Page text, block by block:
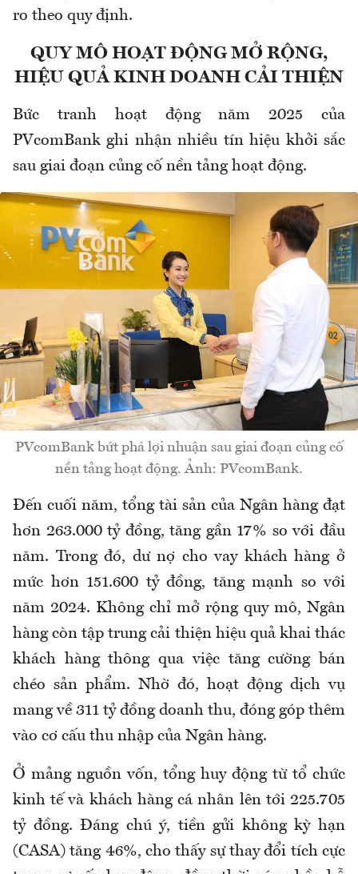
ro theo quy định.
QUY MÔ HOẠT ĐỘNG MỞ RỘNG,
HIỆU QUẢ KINH DOANH CẢI THIỆN
Bức tranh hoạt động năm 2025 của
PVcomBank ghi nhận nhiều tín hiệu khởi sắc
sau giai đoạn củng cố nền tảng hoạt động.
PVcomBank bứt phá lợi nhuận sau giai đoạn củng cố
nền tảng hoạt động. Ảnh: PVcomBank.
Đến cuối năm, tổng tài sản của Ngân hàng đạt
hơn 263.000 tỷ đồng, tăng gần 17% so với đầu
năm. Trong đó, dư nợ cho vay khách hàng ở
mức hơn 151.600 tỷ đồng, tăng mạnh so với
năm 2024. Không chỉ mở rộng quy mô, Ngân
hàng còn tập trung cải thiện hiệu quả khai thác
khách hàng thông qua việc tăng cường bán
chéo sản phẩm. Nhờ đó, hoạt động dịch vụ
mang về 311 tỷ đồng doanh thu, đóng góp thêm
vào cơ cấu thu nhập của Ngân hàng.
Ở mảng nguồn vốn, tổng huy động từ tổ chức
kinh tế và khách hàng cá nhân lên tới 225.705
tỷ đồng. Đáng chú ý, tiền gửi không kỳ hạn
(CASA) tăng 46%, cho thấy sự thay đổi tích cực